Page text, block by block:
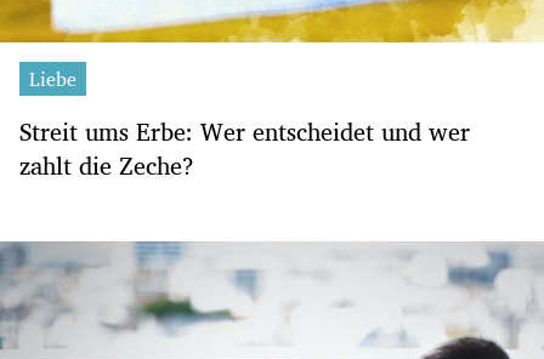
Liebe
Streit ums Erbe: Wer entscheidet und wer
zahlt die Zeche?